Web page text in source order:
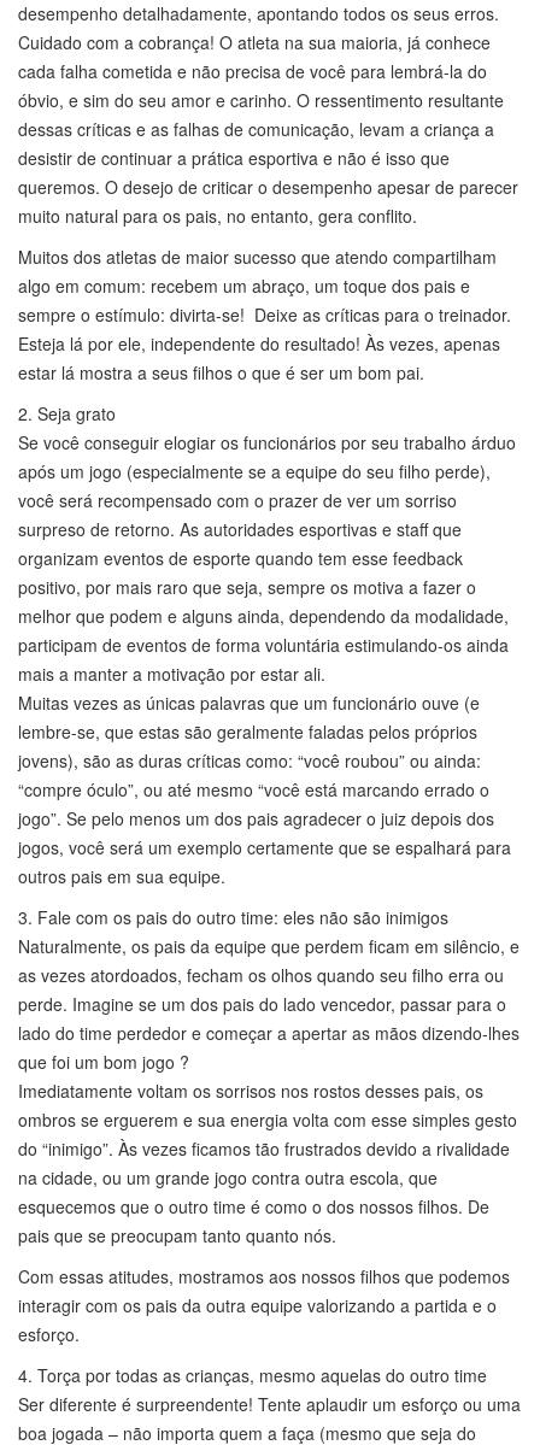
desempenho detalhadamente, apontando todos os seus erros.
Cuidado com a cobrança! O atleta na sua maioria, já conhece
cada falha cometida e não precisa de você para lembrá-la do
óbvio, e sim do seu amor e carinho. O ressentimento resultante
dessas críticas e as falhas de comunicação, levam a criança a
desistir de continuar a prática esportiva e não é isso que
queremos. O desejo de criticar o desempenho apesar de parecer
muito natural para os pais, no entanto, gera conflito.
Muitos dos atletas de maior sucesso que atendo compartilham
algo em comum: recebem um abraço, um toque dos pais e
sempre o estímulo: divirta-se! Deixe as críticas para o treinador.
Esteja lá por ele, independente do resultado! Às vezes, apenas
estar lá mostra a seus filhos o que é ser um bom pai.
2. Seja grato
Se você conseguir elogiar os funcionários por seu trabalho árduo
após um jogo (especialmente se a equipe do seu filho perde),
você será recompensado com o prazer de ver um sorriso
surpreso de retorno. As autoridades esportivas e staff que
organizam eventos de esporte quando tem esse feedback
positivo, por mais raro que seja, sempre os motiva a fazer o
melhor que podem e alguns ainda, dependendo da modalidade,
participam de eventos de forma voluntária estimulando-os ainda
mais a manter a motivação por estar ali.
Muitas vezes as únicas palavras que um funcionário ouve (e
lembre-se, que estas são geralmente faladas pelos próprios
jovens), são as duras críticas como: “você roubou” ou ainda:
“compre óculo”, ou até mesmo “você está marcando errado o
jogo”. Se pelo menos um dos pais agradecer o juiz depois dos
jogos, você será um exemplo certamente que se espalhará para
outros pais em sua equipe.
3. Fale com os pais do outro time: eles não são inimigos
Naturalmente, os pais da equipe que perdem ficam em silêncio, e
as vezes atordoados, fecham os olhos quando seu filho erra ou
perde. Imagine se um dos pais do lado vencedor, passar para o
lado do time perdedor e começar a apertar as mãos dizendo-lhes
que foi um bom jogo ?
Imediatamente voltam os sorrisos nos rostos desses pais, os
ombros se erguerem e sua energia volta com esse simples gesto
do “inimigo”. Às vezes ficamos tão frustrados devido a rivalidade
na cidade, ou um grande jogo contra outra escola, que
esquecemos que o outro time é como o dos nossos filhos. De
pais que se preocupam tanto quanto nós.
Com essas atitudes, mostramos aos nossos filhos que podemos
interagir com os pais da outra equipe valorizando a partida e o
esforço.
4. Torça por todas as crianças, mesmo aquelas do outro time
Ser diferente é surpreendente! Tente aplaudir um esforço ou uma
boa jogada – não importa quem a faça (mesmo que seja do